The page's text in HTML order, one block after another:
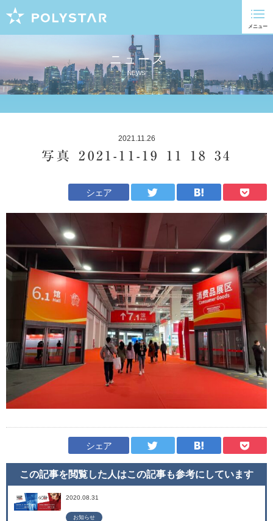
ニュース
NEWS
2021.11.26
写真 2021-11-19 11 18 34
シェア
シェア
この記事を閲覧した人はこの記事も参考にしています
2020.08.31
お知らせ